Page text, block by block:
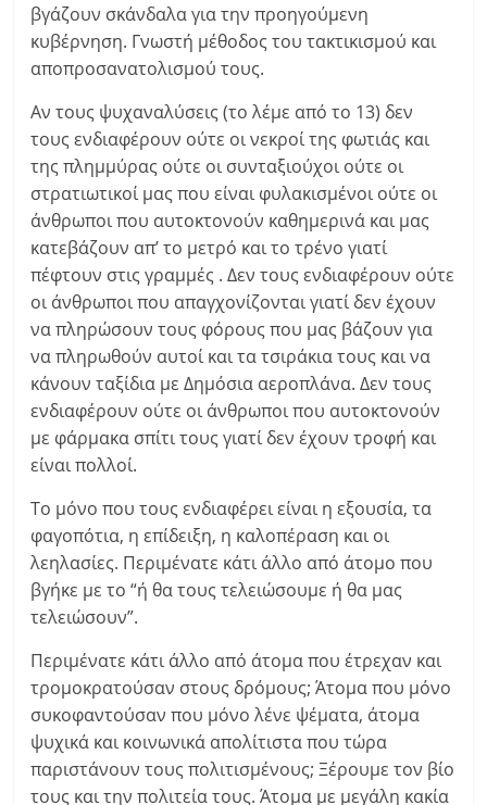
βγάζουν σκάνδαλα για την προηγούμενη
κυβέρνηση. Γνωστή μέθοδος του τακτικισμού και
αποπροσανατολισμού τους.
Αν τους ψυχαναλύσεις (το λέμε από το 13) δεν
τους ενδιαφέρουν ούτε οι νεκροί της φωτιάς και
της πλημμύρας ούτε οι συνταξιούχοι ούτε οι
στρατιωτικοί μας που είναι φυλακισμένοι ούτε οι
άνθρωποι που αυτοκτονούν καθημερινά και μας
κατεβάζουν απ’ το μετρό και το τρένο γιατί
πέφτουν στις γραμμές . Δεν τους ενδιαφέρουν ούτε
οι άνθρωποι που απαγχονίζονται γιατί δεν έχουν
να πληρώσουν τους φόρους που μας βάζουν για
να πληρωθούν αυτοί και τα τσιράκια τους και να
κάνουν ταξίδια με Δημόσια αεροπλάνα. Δεν τους
ενδιαφέρουν ούτε οι άνθρωποι που αυτοκτονούν
με φάρμακα σπίτι τους γιατί δεν έχουν τροφή και
είναι πολλοί.
Το μόνο που τους ενδιαφέρει είναι η εξουσία, τα
φαγοπότια, η επίδειξη, η καλοπέραση και οι
λεηλασίες. Περιμένατε κάτι άλλο από άτομο που
βγήκε με το “ή θα τους τελειώσουμε ή θα μας
τελειώσουν”.
Περιμένατε κάτι άλλο από άτομα που έτρεχαν και
τρομοκρατούσαν στους δρόμους; Άτομα που μόνο
συκοφαντούσαν που μόνο λένε ψέματα, άτομα
ψυχικά και κοινωνικά απολίτιστα που τώρα
παριστάνουν τους πολιτισμένους; Ξέρουμε τον βίο
τους και την πολιτεία τους. Άτομα με μεγάλη κακία